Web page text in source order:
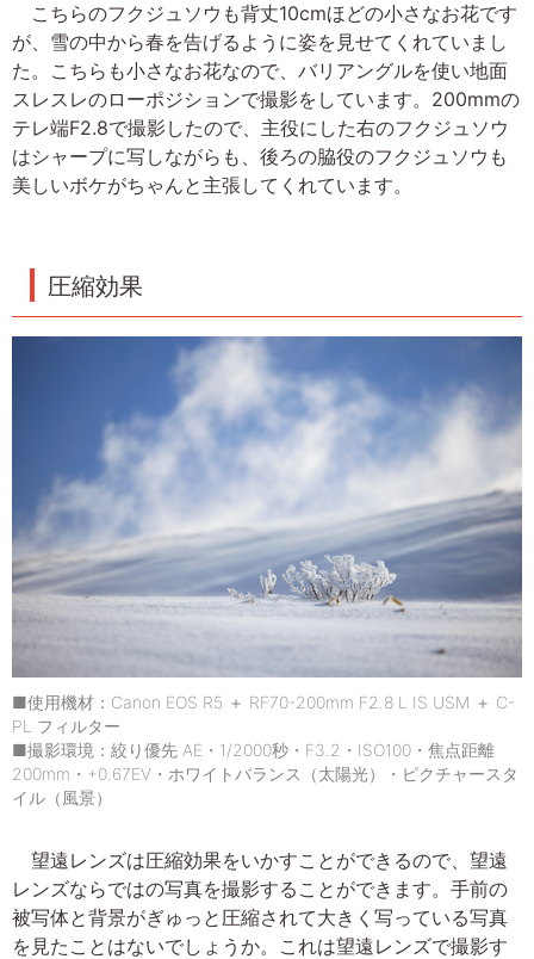
こちらのフクジュソウも背丈10cmほどの小さなお花です
が、雪の中から春を告げるように姿を見せてくれていまし
た。こちらも小さなお花なので、バリアングルを使い地面
スレスレのローポジションで撮影をしています。200mmの
テレ端F2.8で撮影したので、主役にした右のフクジュソウ
はシャープに写しながらも、後ろの脇役のフクジュソウも
美しいボケがちゃんと主張してくれています。
圧縮効果
■使用機材：Canon EOS R5 ＋ RF70-200mm F2.8 L IS USM ＋ C-
PL フィルター
■撮影環境：絞り優先 AE・1/2000秒・F3.2・ISO100・焦点距離
200mm・+0.67EV・ホワイトバランス（太陽光）・ピクチャースタ
イル（風景）
望遠レンズは圧縮効果をいかすことができるので、望遠
レンズならではの写真を撮影することができます。手前の
被写体と背景がぎゅっと圧縮されて大きく写っている写真
を見たことはないでしょうか。これは望遠レンズで撮影す